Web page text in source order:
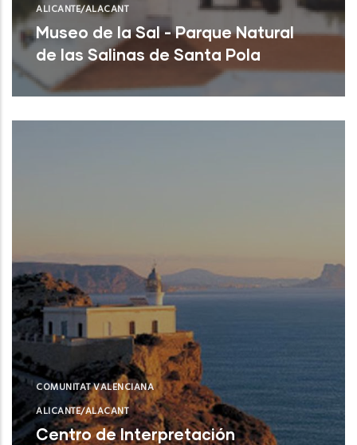
ALICANTE/ALACANT
Museo de la Sal - Parque Natural
de las Salinas de Santa Pola
Santa Pola (Alicante)
COMUNITAT VALENCIANA
ALICANTE/ALACANT
Centro de Interpretación